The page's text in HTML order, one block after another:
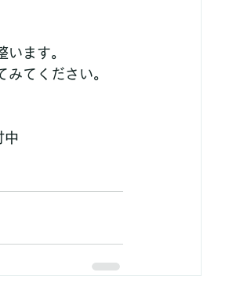
ます。
てください。
中